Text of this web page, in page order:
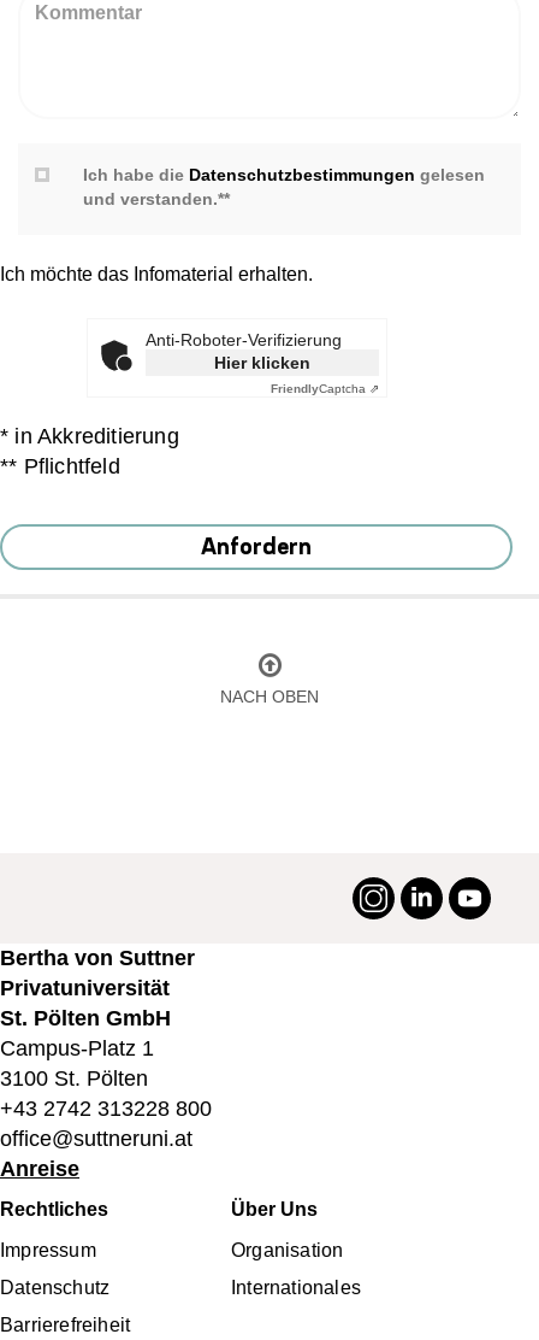
Ich habe die Datenschutzbestimmungen gelesen
und verstanden.**
Ich möchte das Infomaterial erhalten.
Anti-Roboter-Verifizierung
Hier klicken
FriendlyCaptcha ⇗
* in Akkreditierung
** Pflichtfeld
Anfordern
NACH OBEN
#suttneruni
Instagram
LinkedIn
Bertha von Suttner
Privatuniversität
St. Pölten GmbH
Campus-Platz 1
3100 St. Pölten
+43 2742 313228 800
office@suttneruni.at
Anreise
Fußbereichsmenü
Rechtliches
Impressum
Datenschutz
Barrierefreiheit
Über Uns
Organisation
Internationales